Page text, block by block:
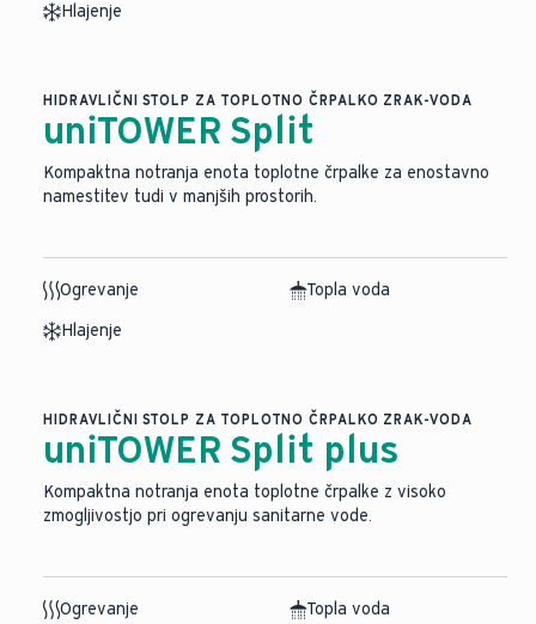
Hlajenje
HIDRAVLIČNI STOLP ZA TOPLOTNO ČRPALKO ZRAK-VODA
uniTOWER Split
Kompaktna notranja enota toplotne črpalke za enostavno
namestitev tudi v manjših prostorih.
Ogrevanje
Topla voda
Hlajenje
HIDRAVLIČNI STOLP ZA TOPLOTNO ČRPALKO ZRAK-VODA
uniTOWER Split plus
Kompaktna notranja enota toplotne črpalke z visoko
zmogljivostjo pri ogrevanju sanitarne vode.
Ogrevanje Topla voda